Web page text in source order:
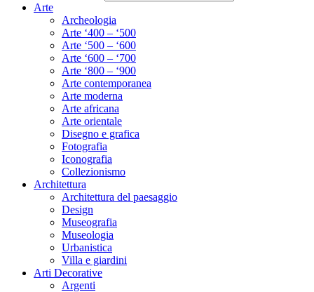
Arte
Archeologia
Arte ‘400 – ‘500
Arte ‘500 – ‘600
Arte ‘600 – ‘700
Arte ‘800 – ‘900
Arte contemporanea
Arte moderna
Arte africana
Arte orientale
Disegno e grafica
Fotografia
Iconografia
Collezionismo
Architettura
Architettura del paesaggio
Design
Museografia
Museologia
Urbanistica
Villa e giardini
Arti Decorative
Argenti